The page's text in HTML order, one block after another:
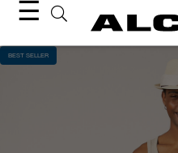
☰
BEST SELLER